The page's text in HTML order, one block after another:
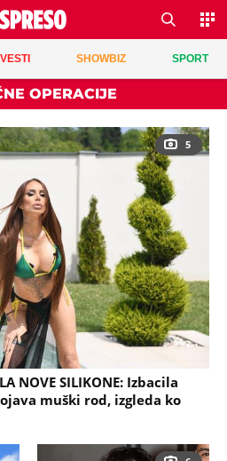
VESTI SHOWBIZ SPORT
OPERACIJE
5
NOVE SILIKONE: Izbacila
muški rod, izgleda ko